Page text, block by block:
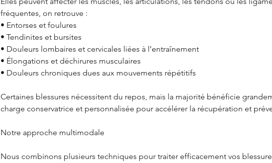
fréquentes, on retrouve :
• Entorses et foulures
• Tendinites et bursites
• Douleurs lombaires et cervicales liées à l’entraînement
• Élongations et déchirures musculaires
• Douleurs chroniques dues aux mouvements répétitifs
Certaines blessures nécessitent du repos, mais la majorité bénéficie
charge conservatrice et personnalisée pour accélérer la récupération et
Notre approche multimodale
Nous combinons plusieurs techniques pour traiter efficacement vos